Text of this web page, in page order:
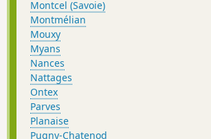
Montcel (Savoie)
Montmélian
Mouxy
Myans
Nances
Nattages
Ontex
Parves
Planaise
Pugny-Chatenod